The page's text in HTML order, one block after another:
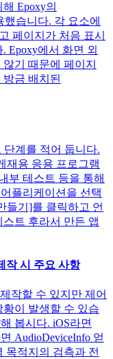
Epoxy의
습니다. 각 요소에
페이지가 처음 표시
Epoxy에서 화면 외
기 때문에 페이지
금 배치된
단계를 적어 둡니다.
재용 응용 프로그램
부 테스트 등을 통해
플리케이션을 선택
들기]를 클릭하고 언
트 후라서 만든 앱
작 시 주요 사항
작할 수 있지만 제어
이 발생할 수 있습
봅시다. iOS라면
AudioDeviceInfo 얻
목적지의 검측과 전